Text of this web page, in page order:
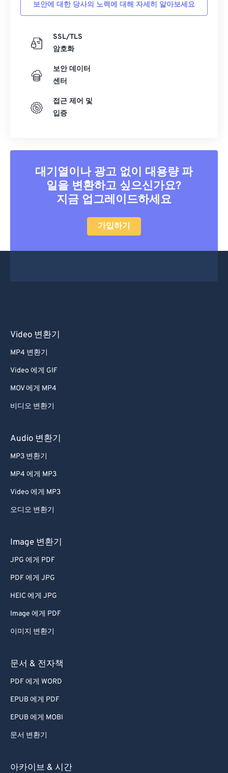
보안에 대한 당사의 노력에 대해 자세히 알아보세요
SSL/TLS
암호화
보안 데이터
센터
접근 제어 및
입증
대기열이나 광고 없이 대용량 파
일을 변환하고 싶으신가요?
지금 업그레이드하세요
가입하기
Video 변환기
MP4 변환기
Video 에게 GIF
MOV 에게 MP4
비디오 변환기
Audio 변환기
MP3 변환기
MP4 에게 MP3
Video 에게 MP3
오디오 변환기
Image 변환기
JPG 에게 PDF
PDF 에게 JPG
HEIC 에게 JPG
Image 에게 PDF
이미지 변환기
문서 & 전자책
PDF 에게 WORD
EPUB 에게 PDF
EPUB 에게 MOBI
문서 변환기
아카이브 & 시간